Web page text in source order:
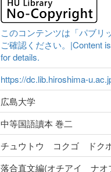
このコンテンツは「パブリ
ご確認ください。|Content
for details.
https://dc.lib.hiroshima-
広島大学
中等国語讀本 巻二
チュウトウ コクゴ ドク
落合直文編(オチアイ ナオ